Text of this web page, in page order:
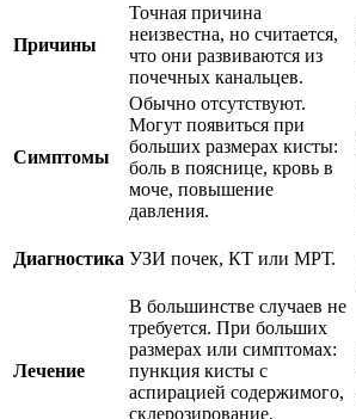
Причины
Точная причина
неизвестна, но считается,
что они развиваются из
почечных канальцев.
Симптомы
Обычно отсутствуют.
Могут появиться при
больших размерах кисты:
боль в пояснице, кровь в
моче, повышение
давления.
Диагностика УЗИ почек, КТ или МРТ.
Лечение
В большинстве случаев не
требуется. При больших
размерах или симптомах:
пункция кисты с
аспирацией содержимого,
склерозирование,